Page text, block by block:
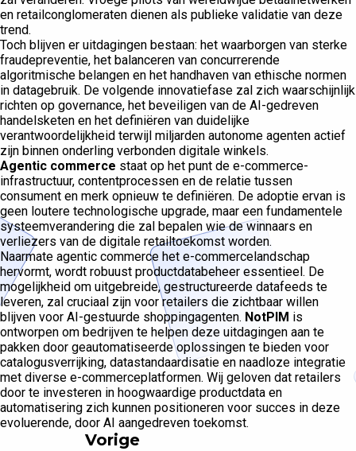
en retailconglomeraten dienen als publieke validatie van deze
trend.
Toch blijven er uitdagingen bestaan: het waarborgen van sterke
fraudepreventie, het balanceren van concurrerende
algoritmische belangen en het handhaven van ethische normen
in datagebruik. De volgende innovatiefase zal zich waarschijnlijk
richten op governance, het beveiligen van de AI-gedreven
handelsketen en het definiëren van duidelijke
verantwoordelijkheid terwijl miljarden autonome agenten actief
zijn binnen onderling verbonden digitale winkels.
Agentic commerce staat op het punt de e-commerce-
infrastructuur, contentprocessen en de relatie tussen
consument en merk opnieuw te definiëren. De adoptie ervan is
geen loutere technologische upgrade, maar een fundamentele
systeemverandering die zal bepalen wie de winnaars en
verliezers van de digitale retailtoekomst worden.
Naarmate agentic commerce het e-commercelandschap
hervormt, wordt robuust productdatabeheer essentieel. De
mogelijkheid om uitgebreide, gestructureerde datafeeds te
leveren, zal cruciaal zijn voor retailers die zichtbaar willen
blijven voor AI-gestuurde shoppingagenten. NotPIM is
ontworpen om bedrijven te helpen deze uitdagingen aan te
pakken door geautomatiseerde oplossingen te bieden voor
catalogusverrijking, datastandaardisatie en naadloze integratie
met diverse e-commerceplatformen. Wij geloven dat retailers
door te investeren in hoogwaardige productdata en
automatisering zich kunnen positioneren voor succes in deze
evoluerende, door AI aangedreven toekomst.
Vorige